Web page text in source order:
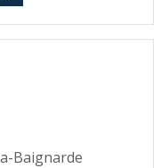
Baignarde